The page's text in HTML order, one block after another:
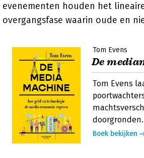
evenementen houden het
overgangsfase waarin oude en
Tom Evens
De
Tom Evens
doorgronden.
Boek bekijken